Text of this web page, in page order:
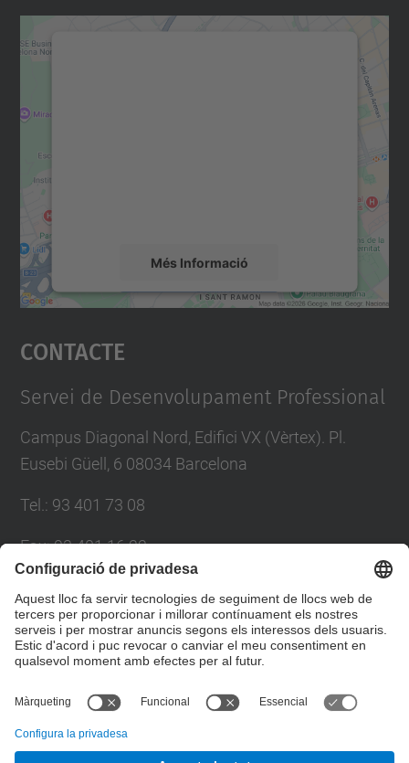
Més Informació
Accepta
powered by
Contacte
Servei de Desenvolupament Professional
Campus Diagonal Nord, Edifici VX (Vèrtex). Pl.
Eusebi Güell, 6 08034 Barcelona
Tel. : 93 401 73 08
Fax:93 401 16 22
Directori UPC
Formulari de contacte